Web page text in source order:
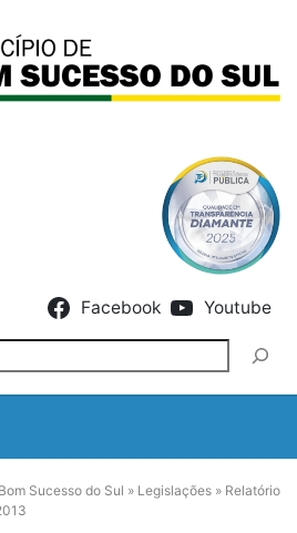
Facebook Youtube
Sucesso do Sul » Legislações » Relatório